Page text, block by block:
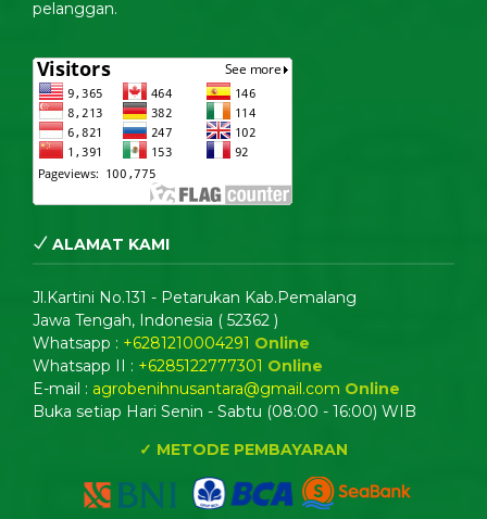
pelanggan.
ALAMAT KAMI
Jl.Kartini No.131 - Petarukan Kab.Pemalang
Jawa Tengah, Indonesia ( 52362 )
Whatsapp : +6281210004291 Online
Whatsapp II : +6285122777301 Online
E-mail : agrobenihnusantara@gmail.com Online
Buka setiap Hari Senin - Sabtu (08:00 - 16:00) WIB
✓ METODE PEMBAYARAN